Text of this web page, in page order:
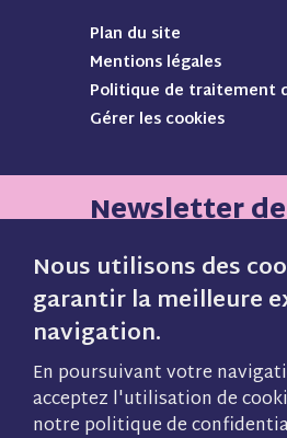
Nous utilisons des
garantir la meilleure
navigation.
En poursuivant votre
acceptez l'utilisation de
notre politique de
s
s
u
i
v
e
s
r
F
a
c
e
b
o
s
s
u
i
v
e
s
r
I
n
s
t
a
g
s
u
i
v
e
s
r
P
i
t
e
r
u
i
e
s
r
Y
o
t
u
b
Plan du site
Mentions légales
Politique de traitement
Gérer les cookies
Newsletter
Inscrivez vous
recevoir notre lettre
ne manquez plus